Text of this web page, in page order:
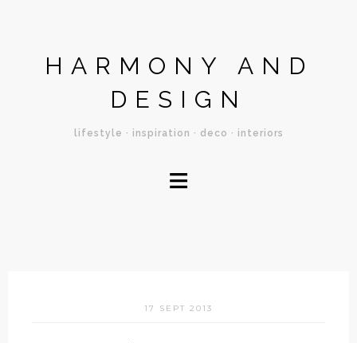
HARMONY AND
DESIGN
lifestyle · inspiration · deco · interiors
≡
17 SEPT 2013